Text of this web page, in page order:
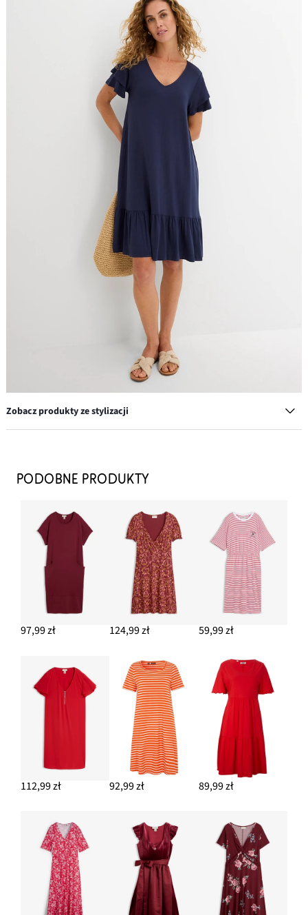
Zobacz produkty ze stylizacji
62,99 zł
Słomkowa torba shopperka
97,99 zł
DODAJ DO KOSZYKA
Kolczyki wkrętki w kształcie kwiatków
34,99 zł
DODAJ DO KOSZYKA
69,99 zł
DODAJ DO KOSZYKA
PODOBNE PRODUKTY
97,99 zł 124,99 zł 59,99 zł
112,99 zł 92,99 zł 89,99 zł